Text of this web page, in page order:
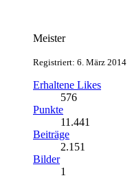
Meister
Registriert: 6. März 2014
Erhaltene Likes
576
Punkte
11.441
Beiträge
2.151
Bilder
1